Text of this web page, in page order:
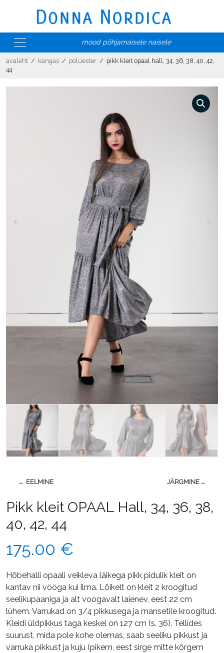
mood põhjamaisele naisele
avaleht / kangas / polüester / pikk kleit opaal hall, 34, 36, 38, 40, 42,
44
← EELMINE JÄRGMINE→
Pikk kleit OPAAL Hall, 34, 36, 38,
40, 42, 44
175.00 €
Hõbehalli opaali veikleva läikega pikk pidulik kleit on
kantav nii vööga kui ilma. Lõikelt on kleit 2 kroogitud
seelikupaaniga ja alt voogavalt laienev, eest 22 cm
lühem. Varrukad on 3/4 pikkusega ja mansetile kroogitud.
Kleidi üldpikkus taga keskel on 127 cm (s. 36). Tellides
suurust, mida pole kohe olemas, saab seeliku pikkust ja
varruka pikkust ja kuju (pikem, eest sirge mitte kõrgem